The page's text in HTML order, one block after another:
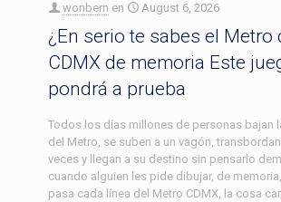
wonbern en August 6, 2026
¿En serio te sabes el Metro
CDMX de memoria Este
pondrá a prueba
Todos los días millones de personas bajan
del Metro, se suben a un vagón,
veces y llegan a su destino sin pensarlo
cuando alguien les pide dibujar, de
pasa cada línea del Metro CDMX, la cosa